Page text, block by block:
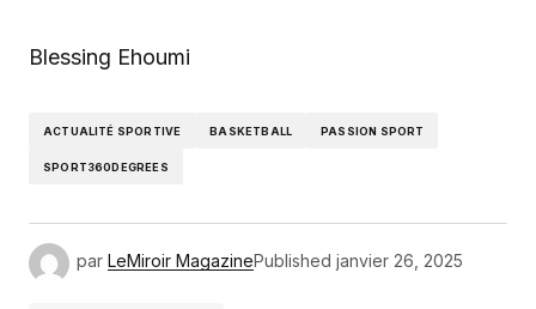
Blessing Ehoumi
ACTUALITÉ SPORTIVE BASKETBALL PASSION SPORT
SPORT360DEGREES
par LeMiroir MagazinePublished janvier 26, 2025